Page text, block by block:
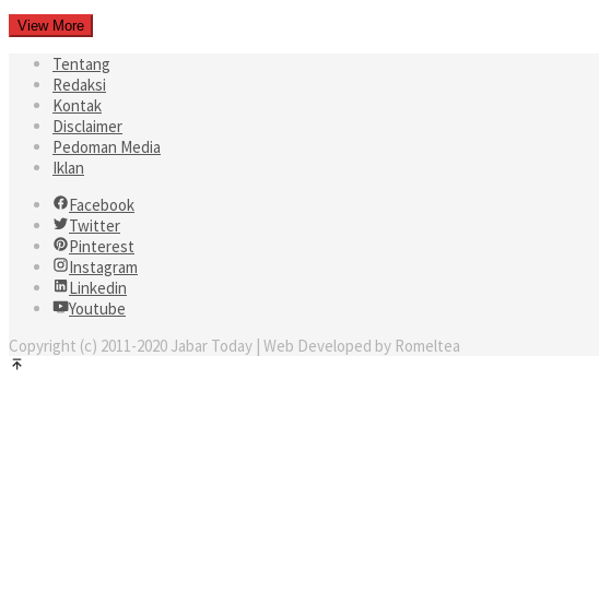
View More
Tentang
Redaksi
Kontak
Disclaimer
Pedoman Media
Iklan
Facebook
Twitter
Pinterest
Instagram
Linkedin
Youtube
Copyright (c) 2011-2020 Jabar Today | Web Developed by Romeltea